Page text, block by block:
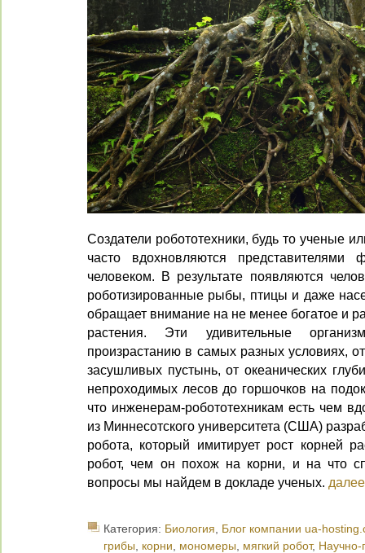
Создатели робототехники, будь то ученые
часто вдохновляются
человеком. В результате появляются
роботизированные рыбы, птицы и даже
обращает внимание на не менее богатое и
растения. Эти удивительные
произрастанию в самых разных условиях,
засушливых пустынь, от океанических
непроходимых лесов до горшочков на
что инженерам-робототехникам есть чем
из Миннесотского университета (США)
робота, который имитирует рост корней
робот, чем он похож на корни, и на что
вопросы мы найдем в докладе ученых.
Категория: Биология, Блог компании ua-
грибы, корни, мономеры, мягкий робот, Научно-